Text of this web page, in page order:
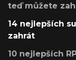
teď můžete
14 nejlepších
zahrát
10 nejlepších